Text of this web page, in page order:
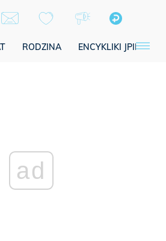
RODZINA ENCYKLIKI JPII
ad